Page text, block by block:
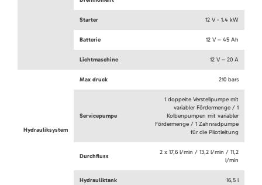
Starter 12 V - 1.4 kW
Batterie 12 V – 45 Ah
Lichtmaschine 12 V – 20 A
Hydrauliksystem
Max druck 210 bars
Servicepumpe
1 doppelte Verstellpumpe mit
variabler Fördermenge / 1
Kolbenpumpen mit variabler
Fördermenge / 1 Zahnradpumpe
für die Pilotleitung
Durchfluss
2 x 17,6 l/min / 13,2 l/min / 11,2
l/min
Hydrauliktank 16,5 l